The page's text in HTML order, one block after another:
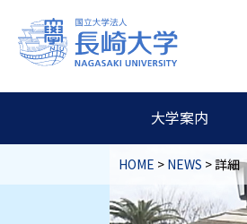
大学案内
HOME > NEWS > 詳細